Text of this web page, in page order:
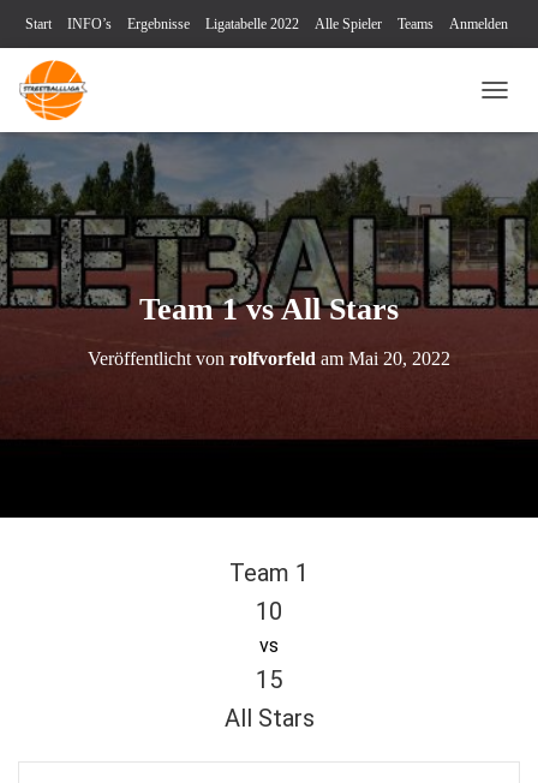
Start INFO’s Ergebnisse Ligatabelle 2022 Alle Spieler Teams Anmelden
Team 1 vs All Stars
Veröffentlicht von rolfvorfeld am Mai 20, 2022
Team 1
10
vs
15
All Stars